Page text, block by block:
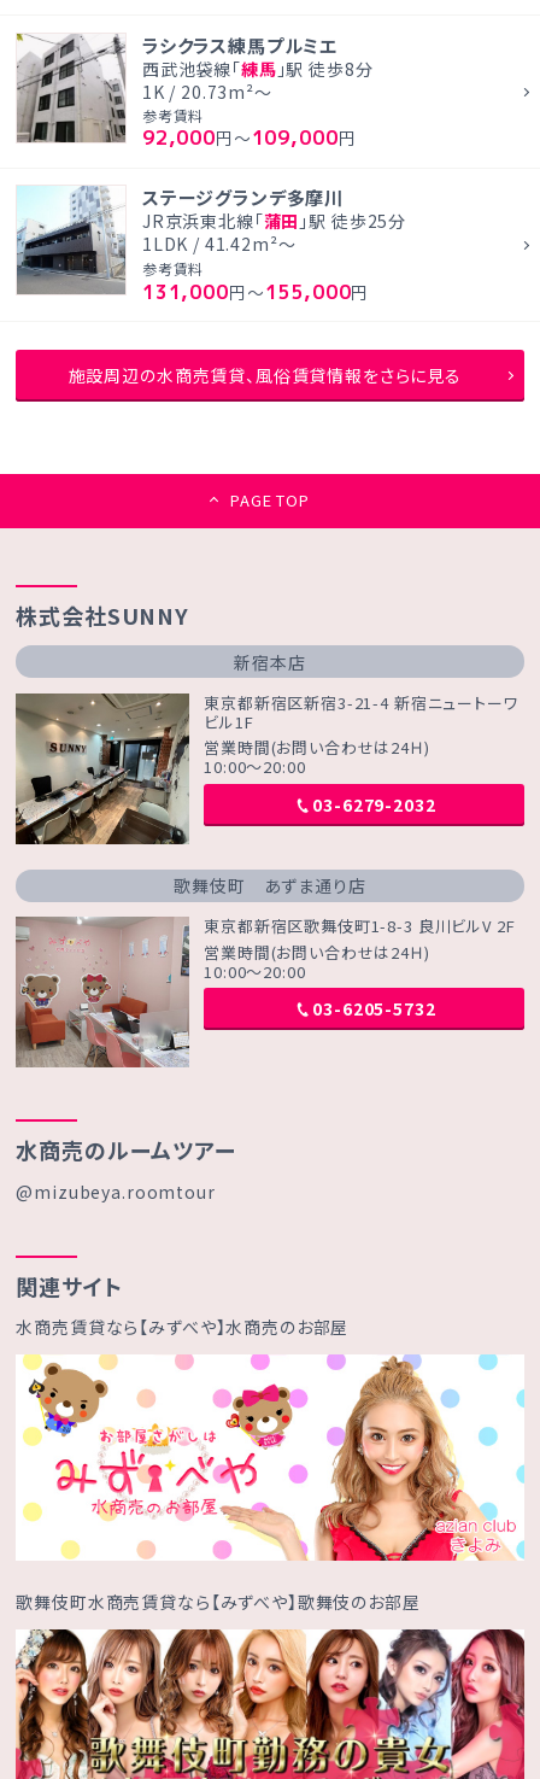
ラシクラス練馬プルミエ
西武池袋線「練馬 」駅 徒歩8分
1K / 20.73m²～
参考賃料
92,000円～109,000円
ステージグランデ多摩川
JR京浜東北線「蒲田 」駅 徒歩25分
1LDK / 41.42m²～
参考賃料
131,000円～155,000円
施設周辺の水商売賃貸、風俗賃貸情報をさらに見る
PAGE TOP
株式会社SUNNY
新宿本店
東京都新宿区新宿3-21-4 新宿ニュートーワ
ビル1F
営業時間(お問い合わせは24Ｈ)
10:00～20:00
03-6279-2032
歌舞伎町 あずま通り店
東京都新宿区歌舞伎町1-8-3 良川ビルV 2F
営業時間(お問い合わせは24Ｈ)
10:00～20:00
03-6205-5732
水商売のルームツアー
@mizubeya.roomtour
関連サイト
水商売賃貸なら【みずべや】水商売のお部屋
歌舞伎町水商売賃貸なら【みずべや】歌舞伎のお部屋